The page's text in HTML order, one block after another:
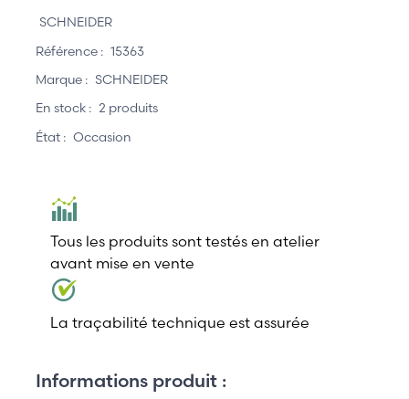
SCHNEIDER
Référence : 15363
Marque : SCHNEIDER
En stock : 2 produits
État : Occasion
Tous les produits sont testés en atelier
avant mise en vente
La traçabilité technique est assurée
Informations produit :